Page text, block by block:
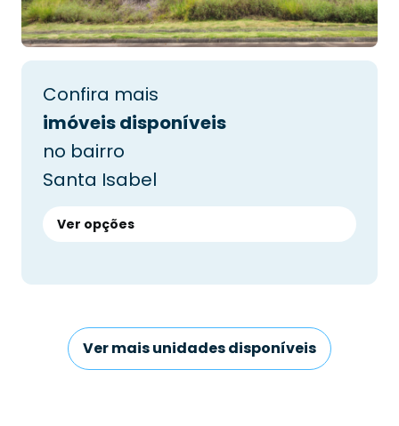
Whatsapp
Cód.253016
Confira mais
imóveis disponíveis
no bairro
Santa Isabel
Ver opções
Ver mais unidades disponíveis